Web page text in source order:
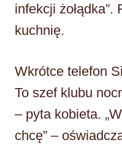
infekcji
kuchnię.
Wkrótce telefon
To szef klubu
– pyta kobieta.
chcę” –